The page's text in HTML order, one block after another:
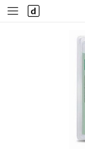
사
이
다
나
와